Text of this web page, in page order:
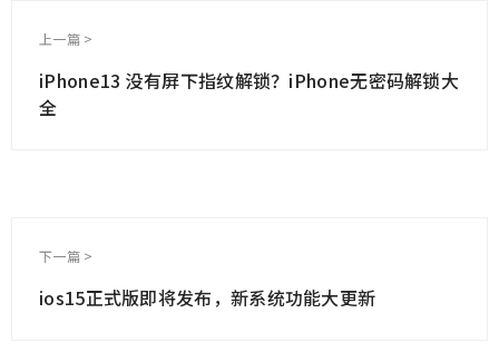
上一篇 >
iPhone13 没有屏下指纹解锁？iPhone无密码解锁大
全
下一篇 >
ios15正式版即将发布，新系统功能大更新